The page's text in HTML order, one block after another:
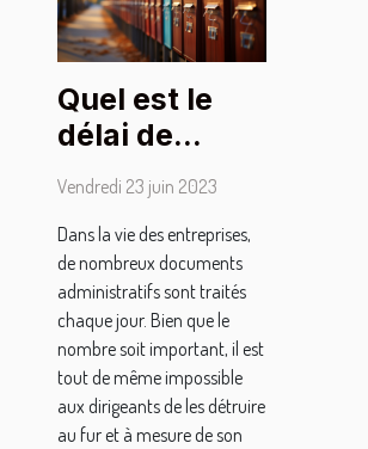
Quel est le
délai de
conservation
documents
administratifs
des
entreprises
Vendredi 23 juin 2023
Dans la vie des entreprises,
de nombreux documents
administratifs sont traités
chaque jour. Bien que le
nombre soit important, il est
tout de même impossible
aux dirigeants de les détruire
au fur et à mesure de son